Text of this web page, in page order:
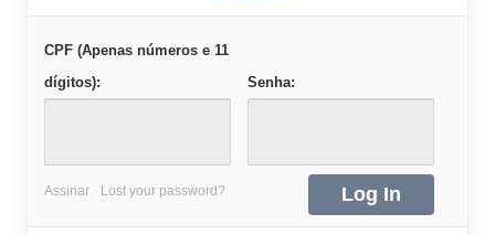
CPF (Apenas números e 11
dígitos):
Senha:
Assinar Lost your password?